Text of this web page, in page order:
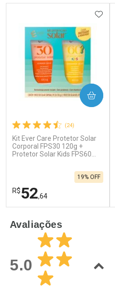
(24)
Kit Ever Care Protetor Solar
Corporal FPS30 120g +
Protetor Solar Kids FPS60
R$52,64
19% OFF
COMPRAR
Laboratório
Por Menos
Avaliações
5.0